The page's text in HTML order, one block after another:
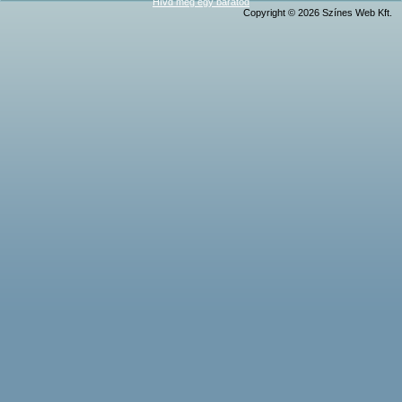
Copyright © 2026 Színes Web Kft.